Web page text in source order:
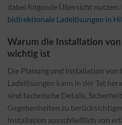
dabei folgende Übersicht nutzen:
bidirektionale Ladelösungen in
Warum die Installation
wichtig ist
Die Planung und Installation von
Ladelösungen kann in der Tat
sind technische Details,
Gegebenheiten zu
Installation ausschließlich von